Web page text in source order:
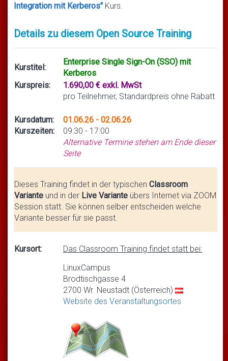
Integration mit Kerberos" Kurs.
Details zu diesem Open Source Training
Kurstitel:
Enterprise Single Sign-On (SSO) mit
Kerberos
Kurspreis:
1.690,00 € exkl. MwSt
pro Teilnehmer, Standardpreis ohne Rabatt
Kursdatum:
Kurszeiten:
01.06.26 - 02.06.26
09:30 - 17:00
Alternative Termine stehen am Ende dieser
Seite
Dieses Training findet in der typischen Classroom
Variante und in der Live Variante übers Internet via ZOOM
Session statt. Sie können selber entscheiden welche
Variante besser für sie passt.
Kursort:
Das Classroom Training findet statt bei:
LinuxCampus
Brodtischgasse 4
2700 Wr. Neustadt (Österreich)
Website des Veranstaltungsortes